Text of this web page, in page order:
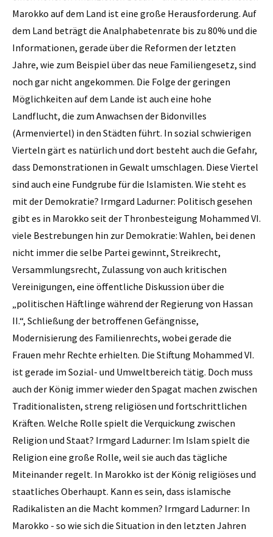
Marokko auf dem Land ist eine große Herausforderung. Auf
dem Land beträgt die Analphabetenrate bis zu 80% und die
Informationen, gerade über die Reformen der letzten
Jahre, wie zum Beispiel über das neue Familiengesetz, sind
noch gar nicht angekommen. Die Folge der geringen
Möglichkeiten auf dem Lande ist auch eine hohe
Landflucht, die zum Anwachsen der Bidonvilles
(Armenviertel) in den Städten führt. In sozial schwierigen
Vierteln gärt es natürlich und dort besteht auch die Gefahr,
dass Demonstrationen in Gewalt umschlagen. ­Diese Viertel
sind auch eine Fundgrube für die Islamisten. Wie steht es
mit der Demokratie? Irmgard Ladurner: Politisch gesehen
gibt es in Marokko seit der Thronbesteigung Mohammed VI.
viele Bestrebungen hin zur Demokratie: Wahlen, bei denen
nicht immer die selbe Partei gewinnt, Streikrecht,
Versammlungsrecht, Zulassung von auch kritischen
Vereinigungen, eine öffentliche Diskussion über die
„politischen Häftlinge während der Regierung von Hassan
II.“, Schließung der betroffenen Gefängnisse,
Modernisierung des Familienrechts, wobei gerade die
Frauen mehr Rechte erhielten. Die Stiftung ­Mohammed VI.
ist gerade im Sozial­-­ und Umweltbereich tätig. Doch muss
auch der König immer wieder den Spagat machen zwischen
Traditionalisten, streng reli­giösen und fortschrittlichen
Kräften. Welche Rolle spielt die Verquickung zwischen
Religion und Staat? Irmgard Ladurner: Im Islam spielt die
Religion eine große Rolle, weil sie auch das tägliche
Miteinander regelt. In ­Marokko ist der König religiöses und
staatliches Oberhaupt. Kann es sein, dass islamische
Radikalisten an die Macht kommen? Irmgard Ladurner: In
Marokko - so wie sich die Situation in den letzten Jahren